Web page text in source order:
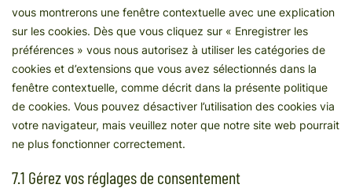
vous montrerons une fenêtre contextuelle avec une explication
sur les cookies. Dès que vous cliquez sur « Enregistrer les
préférences » vous nous autorisez à utiliser les catégories de
cookies et d’extensions que vous avez sélectionnés dans la
fenêtre contextuelle, comme décrit dans la présente politique
de cookies. Vous pouvez désactiver l’utilisation des cookies via
votre navigateur, mais veuillez noter que notre site web pourrait
ne plus fonctionner correctement.
7.1 Gérez vos réglages de consentement